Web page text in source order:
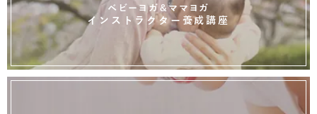
ベビーヨガ＆ママヨガ
インストラクター養成講座